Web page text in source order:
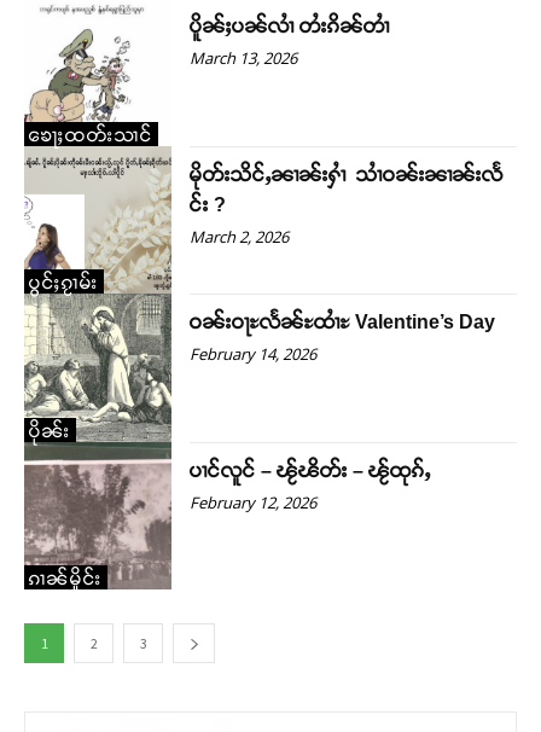
ဝ်ႇၽူႈတွႆႇႁွၵ်ႈ လႆႈယူႇၶႃႈဢေႃႈ။
ၶေႃႈထတ်းသၢင်
ပိူၼ်ႈပၼ်လၢႆ တႆးၵိၼ်တၢႆ
March 13, 2026
ပွင်ႈၵႂၢမ်း
မိုတ်းသိင်ႇၼၢၼ်းႁၢႆ သၢႆဝၼ်းၼၢၼ်းလႅ
င်း ?
March 2, 2026
ပိုၼ်း
ဝၼ်းဝႃႊလႅၼ်ႊထၢႆႊ Valentine’s Day
February 14, 2026
ၵၢၼ်မိူင်း
ပၢင်လူင် – ၽႂ်ၽိတ်း – ၽႂ်ထုၵ်ႇ
February 12, 2026
1 2 3